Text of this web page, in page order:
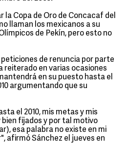
Copa de Oro de Concacaf del
llaman los mexicanos a su
de Pekín, pero esto no
de renuncia por parte
reiterado en varias ocasiones
en su puesto hasta el
argumentando que su
el 2010, mis metas y mis
fijados y por tal motivo
esa palabra no existe en mi
afirmó Sánchez el jueves en